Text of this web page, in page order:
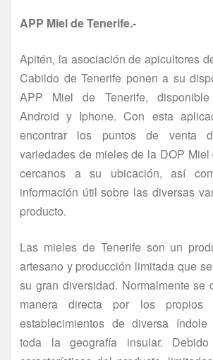
APP Miel de Tenerife.-
Apitén, la asociación de apicultores
Cabildo de Tenerife ponen a su
APP Miel de Tenerife,
Android y Iphone. Con esta
encontrar los puntos de venta
variedades de mieles de la DOP Miel
cercanos a su ubicación, así
información útil sobre las diversas
producto.
Las mieles de Tenerife son un
artesano y producción limitada que
su gran diversidad. Normalmente se
manera directa por los propios
establecimientos de diversa
toda la geografía insular.